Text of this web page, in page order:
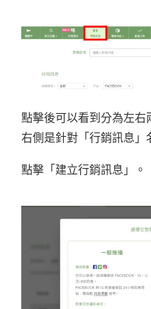
點擊後可以看到分為左右
右側是針對「行銷訊息」
點擊「建立行銷訊息」。